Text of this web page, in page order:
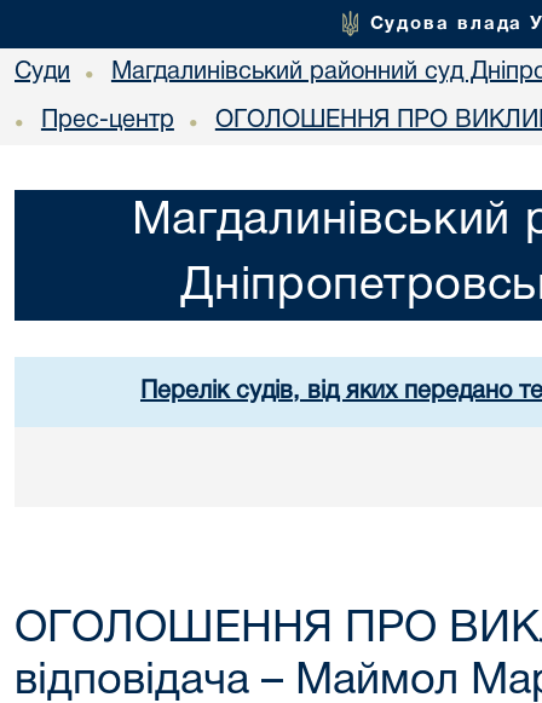
Судова влада
Суди • Магдалинівський районний суд
• Прес-центр • ОГОЛОШЕННЯ ПРО
Магдалинівський
Перелік судів, від яких передано
ОГОЛОШЕННЯ ПРО
відповідача – Маймол